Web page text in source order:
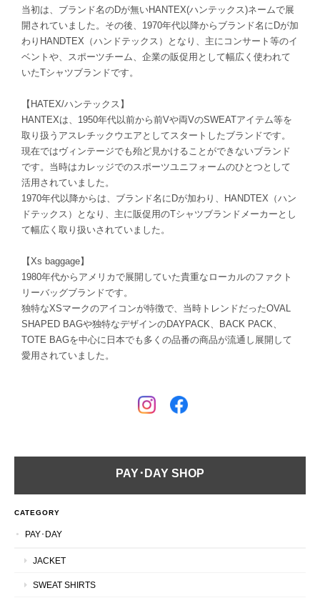
当初は、ブランド名のDが無いHANTEX(ハンテックス)ネームで展
開されていました。その後、1970年代以降からブランド名にDが加
わりHANDTEX（ハンドテックス）となり、主にコンサート等のイ
ベントや、スポーツチーム、企業の販促用として幅広く使われて
いたTシャツブランドです。
【HATEX/ハンテックス】
HANTEXは、1950年代以前から前Vや両VのSWEATアイテム等を
取り扱うアスレチックウエアとしてスタートしたブランドです。
現在ではヴィンテージでも殆ど見かけることができないブランド
です。当時はカレッジでのスポーツユニフォームのひとつとして
活用されていました。
1970年代以降からは、ブランド名にDが加わり、HANDTEX（ハン
ドテックス）となり、主に販促用のTシャツブランドメーカーとし
て幅広く取り扱いされていました。
【Xs baggage】
1980年代からアメリカで展開していた貴重なローカルのファクト
リーバッグブランドです。
独特なXSマークのアイコンが特徴で、当時トレンドだったOVAL
SHAPED BAGや独特なデザインのDAYPACK、BACK PACK、
TOTE BAGを中心に日本でも多くの品番の商品が流通し展開して
愛用されていました。
PAY･DAY SHOP
CATEGORY
PAY･DAY
JACKET
SWEAT SHIRTS